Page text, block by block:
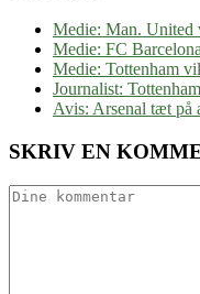
Medie: Man. United
Medie: FC
Medie: Tottenham
Journalist:
Avis: Arsenal tæt på
SKRIV EN